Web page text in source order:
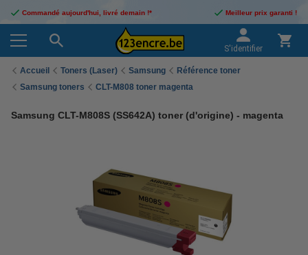
Commandé aujourd'hui, livré demain !* Meilleur prix garanti !
S'identifier
Accueil Toners (Laser) Samsung
Référence toner
Samsung toners
CLT-M808 toner magenta
Samsung CLT-M808S (SS642A) toner (d'origine) - magenta